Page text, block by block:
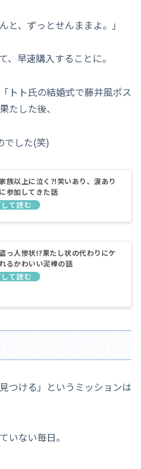
と、ずっとせんままよ。」
、早速購入することに。
トト氏の結婚式で藤井風ポス
たした後、
でした(笑)
族以上に泣く?!笑いあり、涙あり
参加してきた話
っ人惨状!?果たし状の代わりにケ
るかわいい泥棒の話
つける」というミッションは
いない毎日。